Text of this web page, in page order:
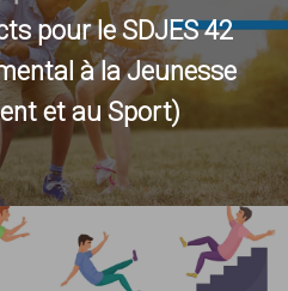
pour le SDJES 42
à la Jeunesse
et au Sport)